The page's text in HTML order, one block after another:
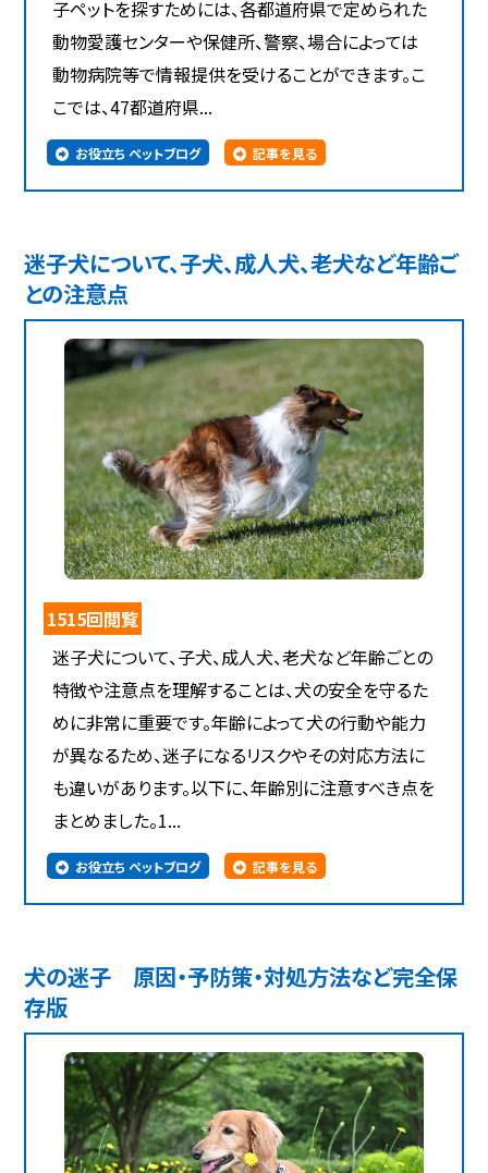
子ペットを探すためには、各都道府県で定められた
動物愛護センターや保健所、警察、場合によっては
動物病院等で情報提供を受けることができます。こ
こでは、47都道府県...
お役立ち ペットブログ 記事を見る
迷子犬について、子犬、成人犬、老犬など年齢ご
との注意点
1515回閲覧
迷子犬について、子犬、成人犬、老犬など年齢ごとの
特徴や注意点を理解することは、犬の安全を守るた
めに非常に重要です。年齢によって犬の行動や能力
が異なるため、迷子になるリスクやその対応方法に
も違いがあります。以下に、年齢別に注意すべき点を
まとめました。1...
お役立ち ペットブログ 記事を見る
犬の迷子 原因・予防策・対処方法など完全保
存版